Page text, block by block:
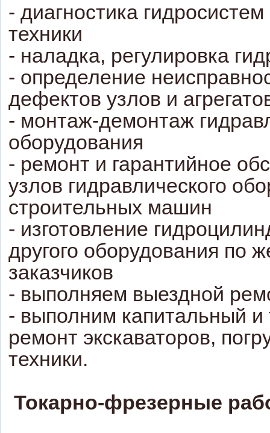
- диагностика
техники
- наладка, регулировка
- определение
дефектов узлов и
- монтаж-демонтаж
оборудования
- ремонт и гарантийное
узлов гидравлического
строительных машин
- изготовление
другого оборудования по
заказчиков
- выполняем выездной
- выполним капитальный и
ремонт экскаваторов,
техники.
Токарно-фрезерные